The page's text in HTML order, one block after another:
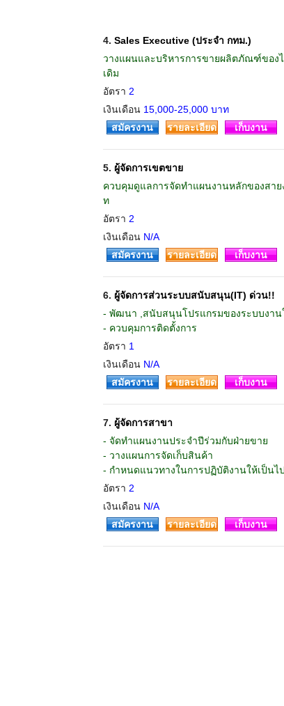
4. Sales Executive (ประจำ กทม.)
วางแผนและบริหารการขายผลิตภัณฑ์ของ
เดิม
อัตรา 2
เงินเดือน 15,000-25,000 บาท
สมัครงาน รายละเอียด เก็บงาน
5. ผู้จัดการเขตขาย
ควบคุมดูแลการจัดทำแผนงานหลักของสา
ท
อัตรา 2
เงินเดือน N/A
สมัครงาน รายละเอียด เก็บงาน
6. ผู้จัดการส่วนระบบสนับสนุน(IT) ด่วน!!
- พัฒนา ,สนับสนุนโปรแกรมของระบบงาน
- ควบคุมการติดตั้งการ
อัตรา 1
เงินเดือน N/A
สมัครงาน รายละเอียด เก็บงาน
7. ผู้จัดการสาขา
- จัดทำแผนงานประจำปีร่วมกับฝ่ายขาย
- วางแผนการจัดเก็บสินค้า
- กำหนดแนวทางในการปฏิบัติงานให้เป็นไ
อัตรา 2
เงินเดือน N/A
สมัครงาน รายละเอียด เก็บงาน